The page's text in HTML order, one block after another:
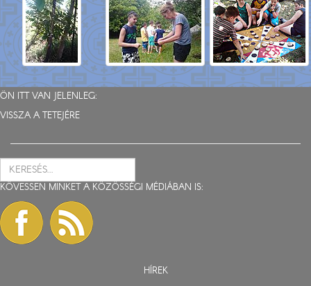
ÖN ITT VAN JELENLEG:
VISSZA A TETEJÉRE
KÖVESSEN MINKET A KÖZÖSSÉGI MÉDIÁBAN IS:
HÍREK